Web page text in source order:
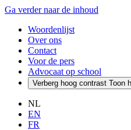
Ga verder naar de inhoud
Woordenlijst
Over ons
Contact
Voor de pers
Advocaat op school
Verberg hoog contrast Toon
NL
EN
FR